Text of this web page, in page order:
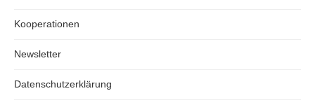
Kooperationen
Newsletter
Datenschutzerklärung